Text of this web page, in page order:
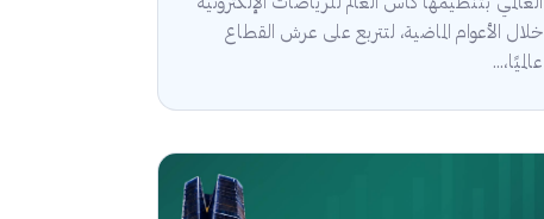
خلال الأعوام الماضية، لتتربع على عرش القطاع
عالميًا،...